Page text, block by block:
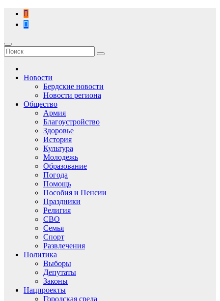
Перейти
содержимому
Новости
Бердские новости
Новости региона
Общество
Армия
Благоустройство
Здоровье
История
Культура
Молодежь
Образование
Погода
Помощь
Пособия и Пенсии
Праздники
Религия
СВО
Семья
Спорт
Развлечения
Политика
Выборы
Депутаты
Законы
Нацпроекты
Городская среда